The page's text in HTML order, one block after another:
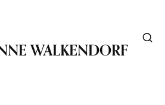
WALKENDORF